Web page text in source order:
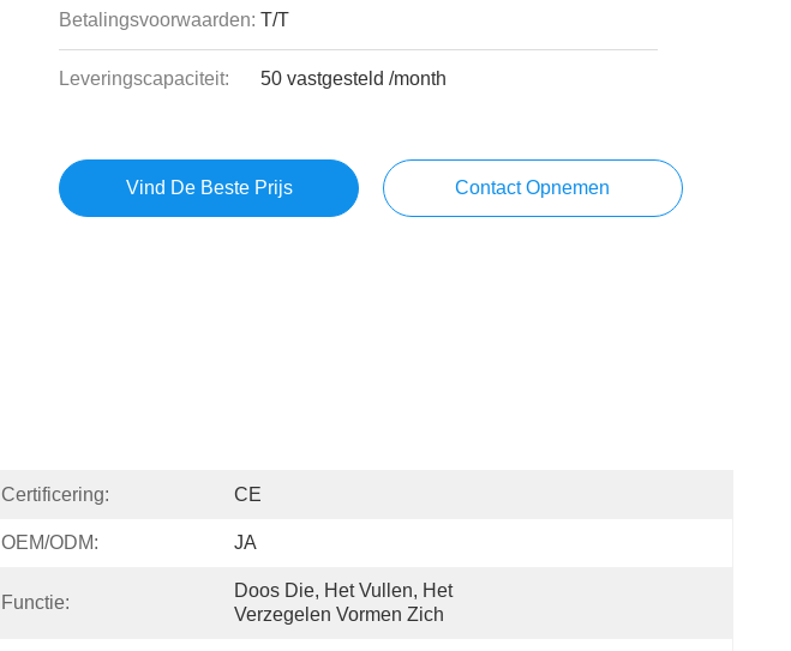
Betalingsvoorwaarden: T/T
Leveringscapaciteit: 50 vastgesteld /month
Vind De Beste Prijs Contact Opnemen
Certificering: CE
OEM/ODM: JA
Functie:
Doos Die, Het Vullen, Het
Verzegelen Vormen Zich